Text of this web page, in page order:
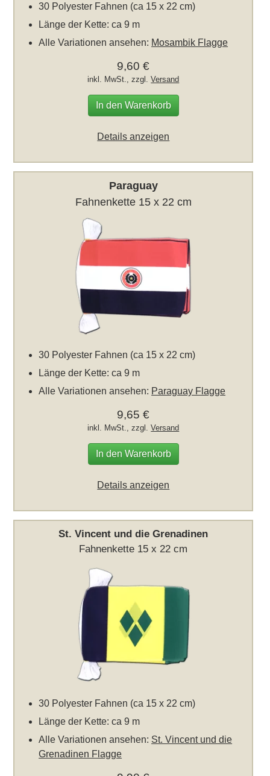
30 Polyester Fahnen (ca 15 x 22 cm)
Länge der Kette: ca 9 m
Alle Variationen ansehen: Mosambik Flagge
9,60 €
inkl. MwSt., zzgl.Versand
In den Warenkorb
Details anzeigen
Paraguay
Fahnenkette 15 x 22 cm
30 Polyester Fahnen (ca 15 x 22 cm)
Länge der Kette: ca 9 m
Alle Variationen ansehen: Paraguay Flagge
9,65 €
inkl. MwSt., zzgl.Versand
In den Warenkorb
Details anzeigen
St. Vincent und die Grenadinen
Fahnenkette 15 x 22 cm
30 Polyester Fahnen (ca 15 x 22 cm)
Länge der Kette: ca 9 m
Alle Variationen ansehen: St. Vincent und die
Grenadinen Flagge